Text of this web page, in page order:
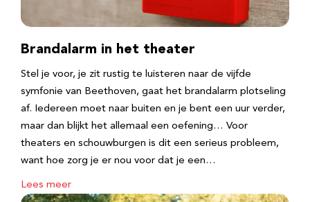
Brandalarm in het theater
Stel je voor, je zit rustig te luisteren naar de vijfde
symfonie van Beethoven, gaat het brandalarm plotseling
af. Iedereen moet naar buiten en je bent een uur verder,
maar dan blijkt het allemaal een oefening… Voor
theaters en schouwburgen is dit een serieus probleem,
want hoe zorg je er nou voor dat je een…
Lees meer